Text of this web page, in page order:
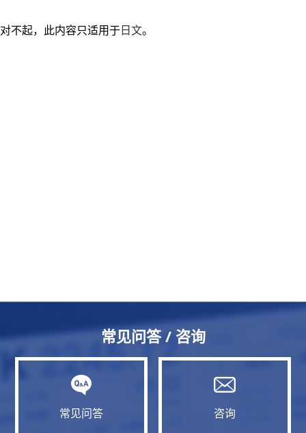
对不起，此内容只适用于日文。
常见问答 / 咨询
常见问答 咨询